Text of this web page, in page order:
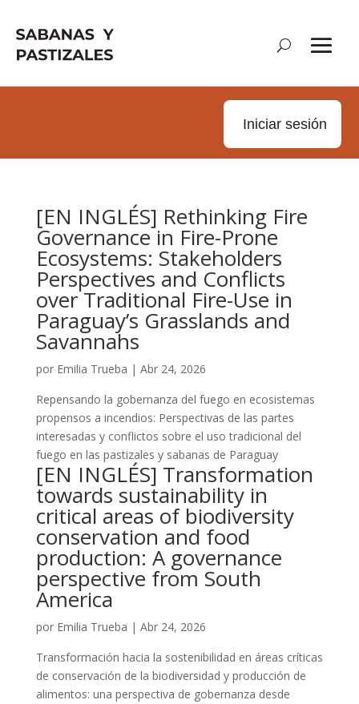
Iniciar sesión
[EN INGLÉS] Rethinking Fire
Governance in Fire-Prone
Ecosystems: Stakeholders
Perspectives and Conflicts
over Traditional Fire-Use in
Paraguay’s Grasslands and
Savannahs
por Emilia Trueba | Abr 24, 2026
Repensando la gobernanza del fuego en ecosistemas
propensos a incendios: Perspectivas de las partes
interesadas y conflictos sobre el uso tradicional del
fuego en las pastizales y sabanas de Paraguay
[EN INGLÉS] Transformation
towards sustainability in
critical areas of biodiversity
conservation and food
production: A governance
perspective from South
America
por Emilia Trueba | Abr 24, 2026
Transformación hacia la sostenibilidad en áreas críticas
de conservación de la biodiversidad y producción de
alimentos: una perspectiva de gobernanza desde